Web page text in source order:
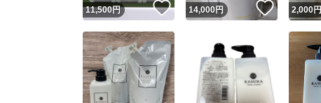
11,500円 いいね！
14,000円 いいね！
2,000円